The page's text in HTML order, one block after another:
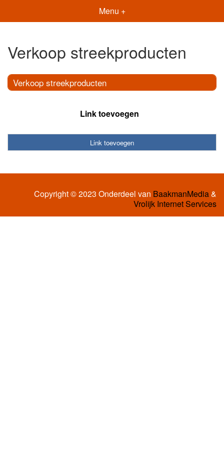
Menu +
Verkoop streekproducten
Verkoop streekproducten
Link toevoegen
Link toevoegen
Copyright © 2023 Onderdeel van BaakmanMedia&
Vrolijk Internet Services